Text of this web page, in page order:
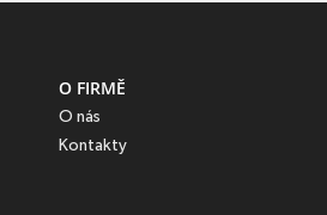
O FIRMĚ
O nás
Kontakty